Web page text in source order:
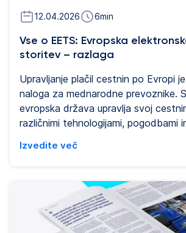
učinkovitosti.
12.04.2026 6min
Vse o EETS: Evropska
storitev – razlaga
Upravljanje plačil cestnin po Evropi
naloga za mednarodne prevoznike.
evropska država upravlja svoj
različnimi tehnologijami, pogodbami
čezmejno, to lahko povzroči veliko
elektronska cestninska storitev
ustvarjena za poenostavitev te
članek pojasnjuje, kaj je EETS, kako
zakaj igra ključno vlogo pri
Izvedite več